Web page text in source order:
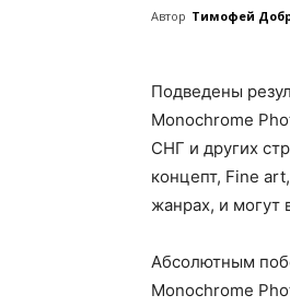
Автор Тимофей
Подведены
Monochrome
СНГ и других
концепт, Fine
жанрах, и могут
Абсолютным
Monochrome